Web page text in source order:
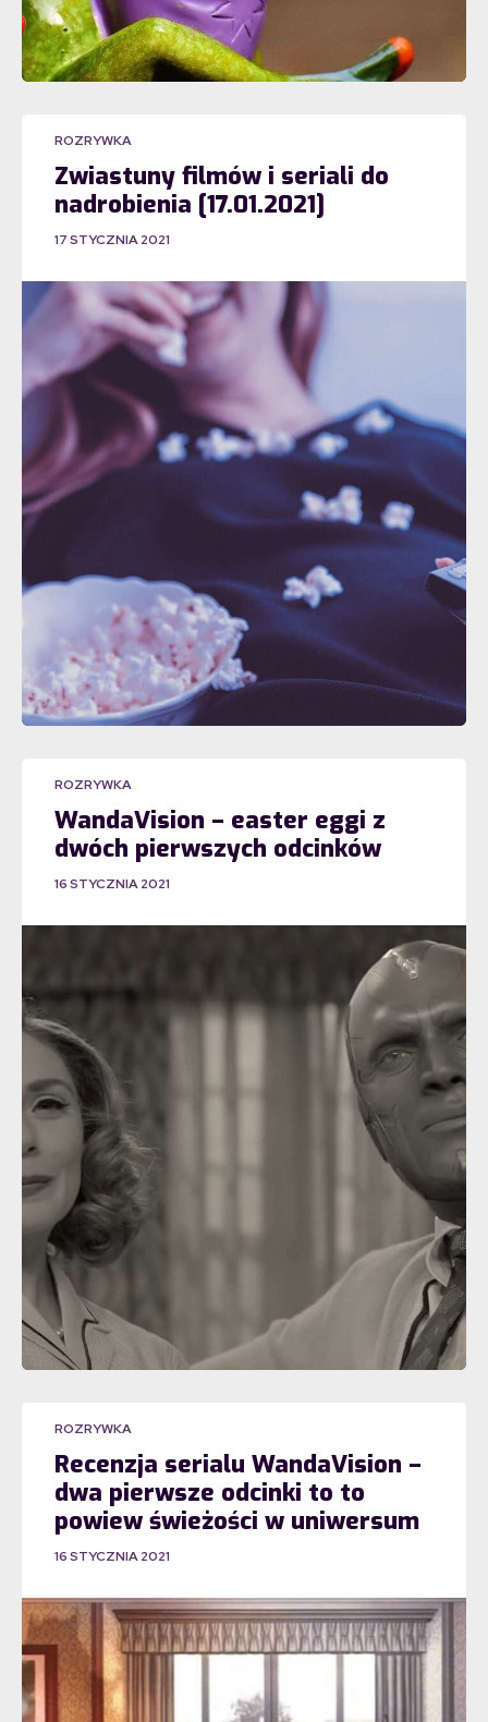
ROZRYWKA
Zwiastuny filmów i seriali do
nadrobienia [17.01.2021]
17 STYCZNIA 2021
ROZRYWKA
WandaVision – easter eggi z
dwóch pierwszych odcinków
16 STYCZNIA 2021
ROZRYWKA
Recenzja serialu WandaVision –
dwa pierwsze odcinki to to
powiew świeżości w uniwersum
16 STYCZNIA 2021